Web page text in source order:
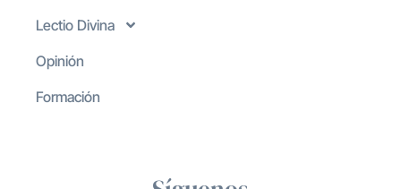
Lectio Divina
Opinión
Formación